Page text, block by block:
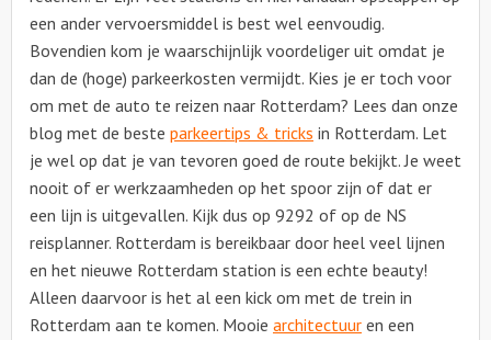
een ander vervoersmiddel is best wel eenvoudig.
Bovendien kom je waarschijnlijk voordeliger uit omdat je
dan de (hoge) parkeerkosten vermijdt. Kies je er toch voor
om met de auto te reizen naar Rotterdam? Lees dan onze
blog met de beste parkeertips & tricks in Rotterdam. Let
je wel op dat je van tevoren goed de route bekijkt. Je weet
nooit of er werkzaamheden op het spoor zijn of dat er
een lijn is uitgevallen. Kijk dus op 9292 of op de NS
reisplanner. Rotterdam is bereikbaar door heel veel lijnen
en het nieuwe Rotterdam station is een echte beauty!
Alleen daarvoor is het al een kick om met de trein in
Rotterdam aan te komen. Mooie architectuur en een